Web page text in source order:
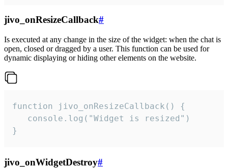
jivo_onResizeCallback#
Is executed at any change in the size of the widget: when the chat is
open, closed or dragged by a user. This function can be used for
dynamic displaying or hiding other elements on the website.
function jivo_onResizeCallback() {
   console.log("Widget is resized")
}
jivo_onWidgetDestroy#